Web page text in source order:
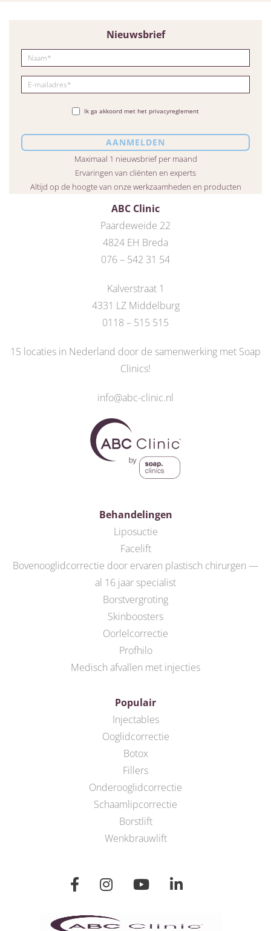
ABC Clinic
Paardeweide 22
4824 EH Breda
076 – 542 31 54
Kalverstraat 1
4331 LZ Middelburg
0118 – 515 515
15 locaties in Nederland door de samenwerking met Soap
Clinics!
info@abc-clinic.nl
Behandelingen
Liposuctie
Facelift
Bovenooglidcorrectie door ervaren plastisch chirurgen —
al 16 jaar specialist
Borstvergroting
Skinboosters
Oorlelcorrectie
Profhilo
Medisch afvallen met injecties
Populair
Injectables
Ooglidcorrectie
Botox
Fillers
Onderooglidcorrectie
Schaamlipcorrectie
Borstlift
Wenkbrauwlift
Nieuwsbrief
Ik ga akkoord met het privacyreglement
Maximaal 1 nieuwsbrief per maand
Ervaringen van cliënten en experts
Altijd op de hoogte van onze werkzaamheden en producten